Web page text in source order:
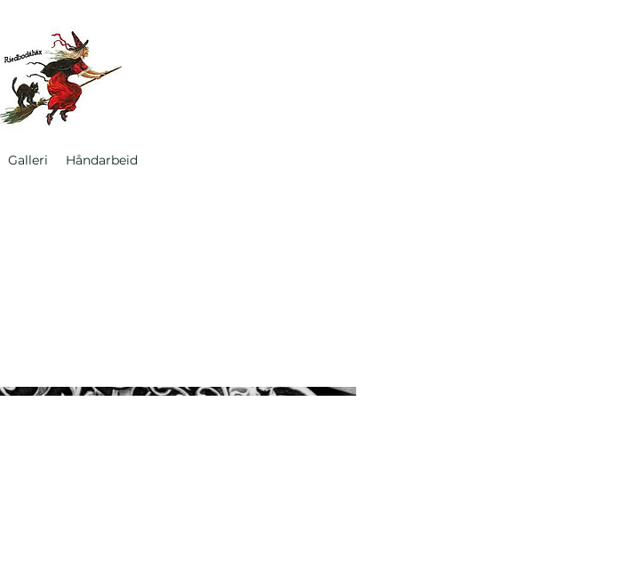
Galleri Håndarbeid